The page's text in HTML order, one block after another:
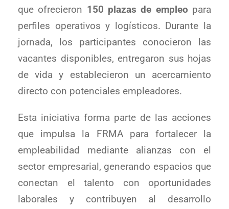
que ofrecieron 150 plazas de empleo para
perfiles operativos y logísticos. Durante la
jornada, los participantes conocieron las
vacantes disponibles, entregaron sus hojas
de vida y establecieron un acercamiento
directo con potenciales empleadores.
Esta iniciativa forma parte de las acciones
que impulsa la FRMA para fortalecer la
empleabilidad mediante alianzas con el
sector empresarial, generando espacios que
conectan el talento con oportunidades
laborales y contribuyen al desarrollo